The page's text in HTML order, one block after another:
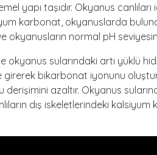
yapı taşıdır. Okyanus canlıları
karbonat, okyanuslarda
okyanusların normal pH
okyanus sularındaki artı yüklü
girerek bikarbonat iyonunu
azaltır. Okyanus
dış iskeletlerindeki kalsiyum